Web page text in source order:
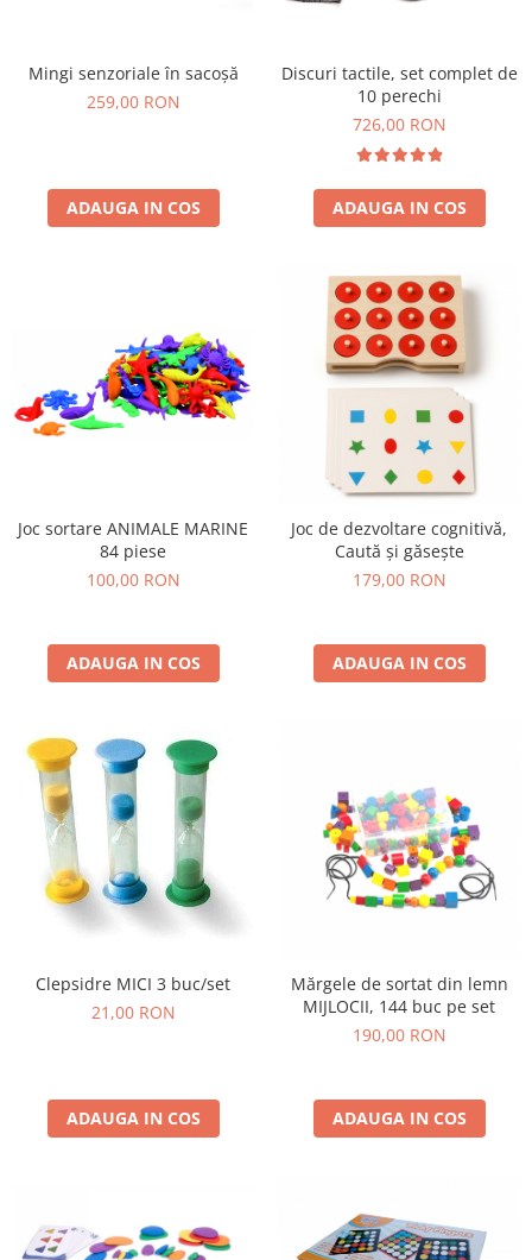
Biciclete si Triciclete
Biciclete Viking Challange
Biciclete Viking Explorer
Amenajări camere senzoriale
Echipamente camere senzoriale
Oferte pentru Camere Senzoriale
Jucarii de constructii
Jocuri matematice
Jucării de sortare
Dezvoltare proprioceptiva
Dezvoltare vestibulara
Echilibru
Jucarii de echilibru
Mingi terapeutice
Module din burete
Motricitate fina
Recunoasterea formelor
Diverse jucarii educative
Mobilier gradinita
Mingi senzoriale în sacoșă
259,00 RON
ADAUGA IN COS
Discuri tactile, set complet de
10 perechi
726,00 RON
ADAUGA IN COS
Joc sortare ANIMALE MARINE
84 piese
100,00 RON
ADAUGA IN COS
Joc de dezvoltare cognitivă,
Caută și găsește
179,00 RON
ADAUGA IN COS
Clepsidre MICI 3 buc/set
21,00 RON
ADAUGA IN COS
Mărgele de sortat din lemn
MIJLOCII, 144 buc pe set
190,00 RON
ADAUGA IN COS